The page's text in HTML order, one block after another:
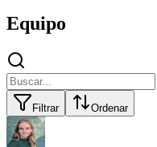
Equipo
Filtrar Ordenar